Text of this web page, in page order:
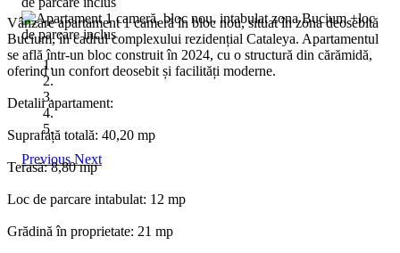
Previous Next
Vânzare apartament 1 cameră în bloc nou, situat în zona deosebită
Bucium, în cadrul complexului rezidențial Cataleya. Apartamentul
se află într-un bloc construit în 2024, cu o structură din cărămidă,
oferind un confort deosebit și facilități moderne.
Detalii apartament:
Suprafață totală: 40,20 mp
Terasă: 8,80 mp
Loc de parcare intabulat: 12 mp
Grădină în proprietate: 21 mp